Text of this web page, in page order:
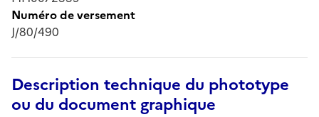
Numéro de versement
J/80/490
Description technique du phototype
ou du document graphique